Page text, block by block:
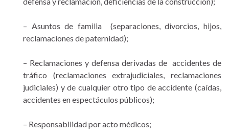
– Asuntos de familia (separaciones, divorcios, hijos,
reclamaciones de paternidad);
– Reclamaciones y defensa derivadas de accidentes de
tráfico (reclamaciones extrajudiciales, reclamaciones
judiciales) y de cualquier otro tipo de accidente (caídas,
accidentes en espectáculos públicos);
– Responsabilidad por acto médicos;